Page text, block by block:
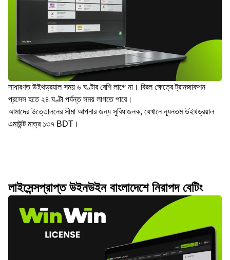
সাধারণত উইথড্রয়াল সময় ৬ ঘণ্টার বেশি লাগে না। বিরল ক্ষেত্রে ট্রানজাকশন
প্রসেস হতে ২৪ ঘণ্টা পর্যন্ত সময় লাগতে পারে।
আমাদের উত্তোলনের সীমা আপনার জন্য সুবিধাজনক, যেখানে ন্যূনতম উইথড্রয়াল
এমাউন্ট মাত্র ১৩৭ BDT।
লাইসেন্সপ্রাপ্ত উইনউইন বাংলাদেশে নিরাপদ বেটিং